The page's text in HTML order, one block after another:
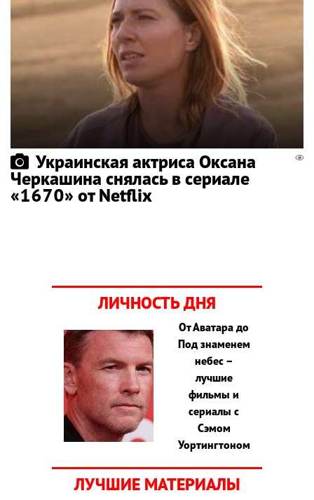
Украинская актриса Оксана
Черкашина снялась в сериале
«1670» от Netflix
ЛИЧНОСТЬ ДНЯ
От Аватара до
Под знаменем
небес –
лучшие
фильмы и
сериалы с
Сэмом
Уортингтоном
ЛУЧШИЕ МАТЕРИАЛЫ